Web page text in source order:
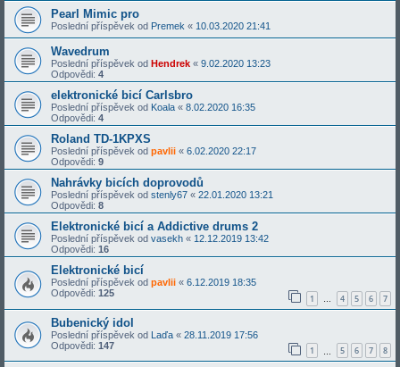
Pearl Mimic pro
Poslední příspěvek od Premek « 10.03.2020 21:41
Wavedrum
Poslední příspěvek od Hendrek « 9.02.2020 13:23
Odpovědi: 4
elektronické bicí Carlsbro
Poslední příspěvek od Koala « 8.02.2020 16:35
Odpovědi: 4
Roland TD-1KPXS
Poslední příspěvek od pavlii « 6.02.2020 22:17
Odpovědi: 9
Nahrávky bicích doprovodů
Poslední příspěvek od stenly67 « 22.01.2020 13:21
Odpovědi: 8
Elektronické bicí a Addictive drums 2
Poslední příspěvek od vasekh « 12.12.2019 13:42
Odpovědi: 16
Elektronické bicí
Poslední příspěvek od pavlii « 6.12.2019 18:35
Odpovědi: 125 1 … 4 5 6 7
Bubenický idol
Poslední příspěvek od Laďa « 28.11.2019 17:56
Odpovědi: 147 1 5 6 7 8